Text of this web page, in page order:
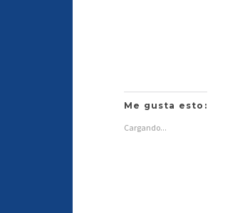
Me gusta esto:
Cargando...